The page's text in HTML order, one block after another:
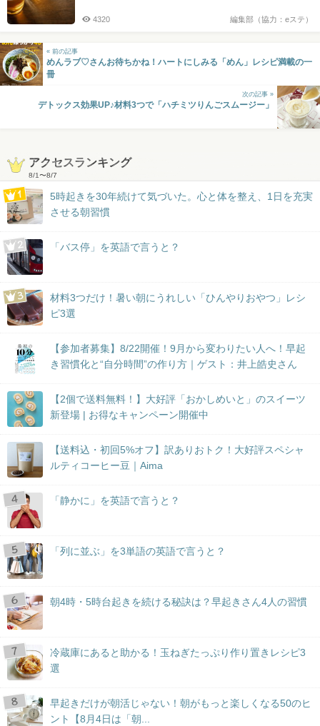
編集部（協力：eステ）
4320
« 前の記事
めんラブ♡さんお待ちかね！ハートにしみる「めん」レシピ満載の一
冊
次の記事 »
デトックス効果UP♪材料3つで「ハチミツりんごスムージー」
アクセスランキング
8/1〜8/7
5時起きを30年続けて気づいた。心と体を整え、1日を充実
させる朝習慣
「バス停」を英語で言うと？
材料3つだけ！暑い朝にうれしい「ひんやりおやつ」レシ
ピ3選
【参加者募集】8/22開催！9月から変わりたい人へ！早起
き習慣化と“自分時間”の作り方｜ゲスト：井上皓史さん
【2個で送料無料！】大好評「おかしめいと」のスイーツ
新登場 | お得なキャンペーン開催中
【送料込・初回5%オフ】訳ありおトク！大好評スペシャ
ルティコーヒー豆｜Aima
「静かに」を英語で言うと？
「列に並ぶ」を3単語の英語で言うと？
朝4時・5時台起きを続ける秘訣は？早起きさん4人の習慣
冷蔵庫にあると助かる！玉ねぎたっぷり作り置きレシピ3
選
早起きだけが朝活じゃない！朝がもっと楽しくなる50のヒ
ント【8月4日は「朝...